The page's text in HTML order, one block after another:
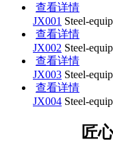
查看详情
JX001 Steel-
查看详情
JX002 Steel-
查看详情
JX003 Steel-
查看详情
JX004 Steel-
匠